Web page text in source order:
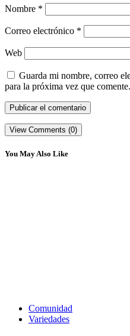
Nombre *
Correo electrónico *
Web
Guarda mi nombre, correo
para la próxima vez que comente.
View Comments (0)
You May Also Like
Comunidad
Variedades